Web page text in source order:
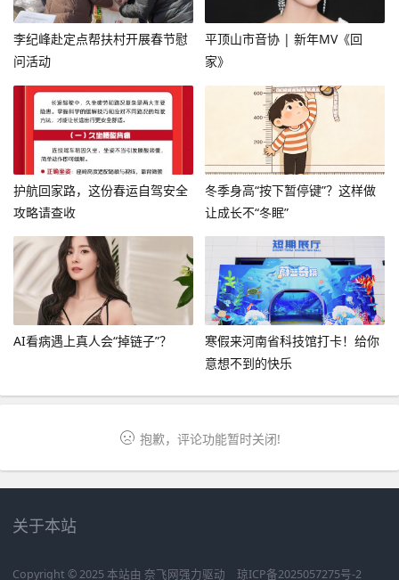
李纪峰赴定点帮扶村开展春节慰
问活动
平顶山市音协 | 新年MV《回
家》
护航回家路，这份春运自驾安全
攻略请查收
冬季身高“按下暂停键”？这样做
让成长不“冬眠”
AI看病遇上真人会“掉链子”？
寒假来河南省科技馆打卡！给你
意想不到的快乐
抱歉，评论功能暂时关闭!
关于本站
Copyright © 2025 本站由 奈飞网强力驱动 琼ICP备2025057275号-2